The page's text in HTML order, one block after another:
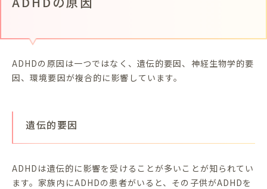
ADHDの原因は一つではなく、遺伝的要因、神経生物学的要
因、環境要因が複合的に影響しています。
遺伝的要因
ADHDは遺伝的に影響を受けることが多いことが知られてい
ます。家族内にADHDの患者がいると、その子供がADHDを